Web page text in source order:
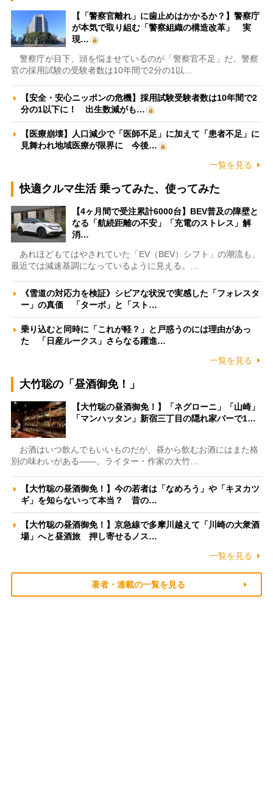
【「警察官離れ」に歯止めはかかるか？】警察庁
が本気で取り組む「警察組織の構造改革」 実
現…
警察庁が目下、頭を悩ませているのが「警察官不足」だ。警察
官の採用試験の受験者数は10年間で2分の1以…
【安全・安心ニッポンの危機】採用試験受験者数は10年間で2
分の1以下に！ 出生数減がも…
【医療崩壊】人口減少で「医師不足」に加えて「患者不足」に
見舞われ地域医療が限界に 今後…
一覧を見る
快適クルマ生活 乗ってみた、使ってみた
【4ヶ月間で受注累計6000台】BEV普及の障壁と
なる「航続距離の不安」「充電のストレス」解
消…
あれほどもてはやされていた「EV（BEV）シフト」の潮流も、
最近では減速基調になっているように見える。…
《雪道の対応力を検証》シビアな状況で実感した「フォレスタ
ー」の真価 「ターボ」と「スト…
乗り込むと同時に「これが軽？」と戸惑うのには理由があっ
た 「日産ルークス」さらなる躍進…
一覧を見る
大竹聡の「昼酒御免！」
【大竹聡の昼酒御免！】「ネグローニ」「山崎」
「マンハッタン」新宿三丁目の隠れ家バーで1…
お酒はいつ飲んでもいいものだが、昼から飲むお酒にはまた格
別の味わいがある――。ライター・作家の大竹…
【大竹聡の昼酒御免！】今の若者は「なめろう」や「キヌカツ
ギ」を知らないって本当？ 昔の…
【大竹聡の昼酒御免！】京急線で多摩川越えて「川崎の大衆酒
場」へと昼酒旅 押し寄せるノス…
一覧を見る
著者・連載の一覧を見る